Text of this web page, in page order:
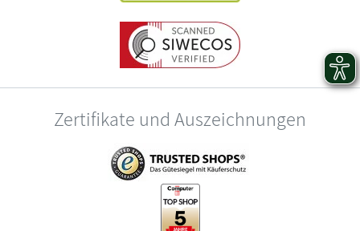
Zertifikate und Auszeichnungen